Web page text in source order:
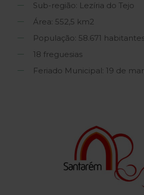
Sub-região: Lezíria do Tejo
Área: 552,5 km2
População: 58.671
18 freguesias
Feriado Municipal: 19 de